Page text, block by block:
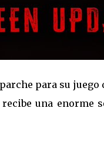
para su
una enorme